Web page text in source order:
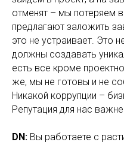
отменят – мы потеряем
предлагают заложить
это не устраивает. Это
должны создавать
есть все кроме
же, мы не готовы и не
Никакой коррупции –
Репутация для нас
DN: Вы работаете с